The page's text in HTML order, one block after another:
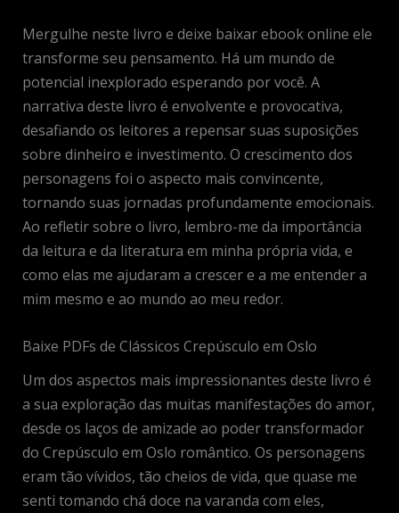
Mergulhe neste livro e deixe baixar ebook online ele
transforme seu pensamento. Há um mundo de
potencial inexplorado esperando por você. A
narrativa deste livro é envolvente e provocativa,
desafiando os leitores a repensar suas suposições
sobre dinheiro e investimento. O crescimento dos
personagens foi o aspecto mais convincente,
tornando suas jornadas profundamente emocionais.
Ao refletir sobre o livro, lembro-me da importância
da leitura e da literatura em minha própria vida, e
como elas me ajudaram a crescer e a me entender a
mim mesmo e ao mundo ao meu redor.
Baixe PDFs de Clássicos Crepúsculo em Oslo
Um dos aspectos mais impressionantes deste livro é
a sua exploração das muitas manifestações do amor,
desde os laços de amizade ao poder transformador
do Crepúsculo em Oslo romântico. Os personagens
eram tão vívidos, tão cheios de vida, que quase me
senti tomando chá doce na varanda com eles,